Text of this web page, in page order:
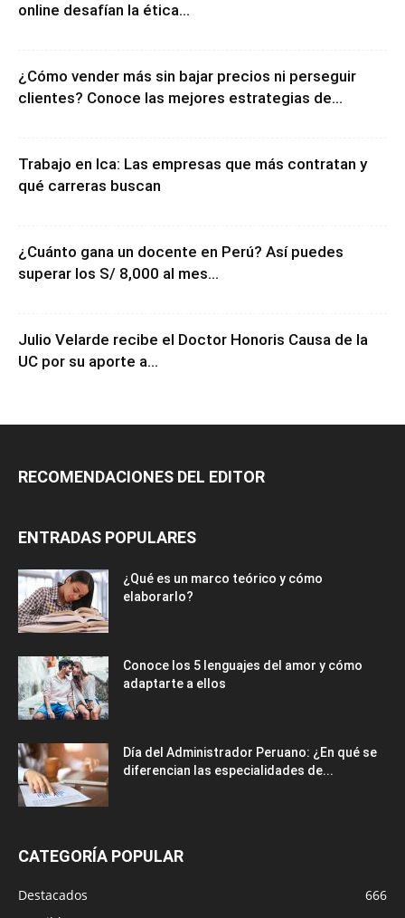
online desafían la ética...
¿Cómo vender más sin bajar precios ni perseguir
clientes? Conoce las mejores estrategias de...
Trabajo en Ica: Las empresas que más contratan y
qué carreras buscan
¿Cuánto gana un docente en Perú? Así puedes
superar los S/ 8,000 al mes...
Julio Velarde recibe el Doctor Honoris Causa de la
UC por su aporte a...
RECOMENDACIONES DEL EDITOR
ENTRADAS POPULARES
¿Qué es un marco teórico y cómo
elaborarlo?
Conoce los 5 lenguajes del amor y cómo
adaptarte a ellos
Día del Administrador Peruano: ¿En qué se
diferencian las especialidades de...
CATEGORÍA POPULAR
Destacados
666